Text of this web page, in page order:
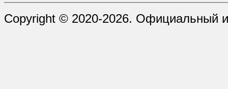
Copyright © 2020-2026. Официальный